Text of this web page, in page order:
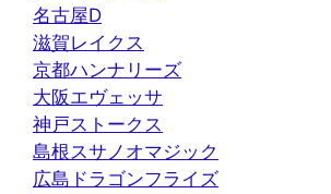
名古屋D
滋賀レイクス
京都ハンナリーズ
大阪エヴェッサ
神戸ストークス
島根スサノオマジック
広島ドラゴンフライズ